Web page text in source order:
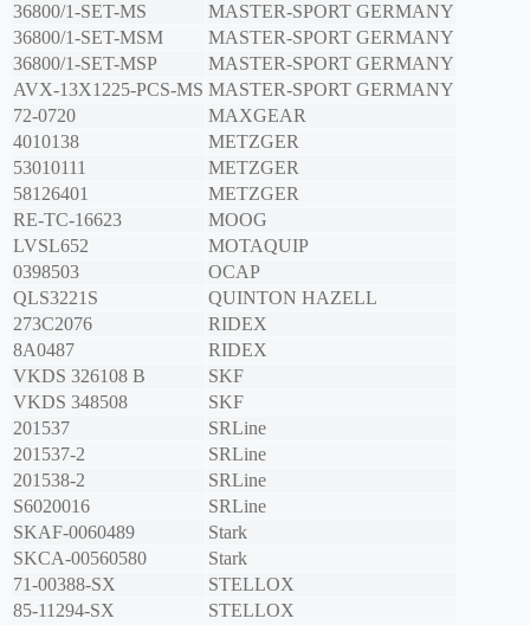
36800/1-SET-MS
MASTER-SPORT GERMANY
36800/1-SET-MSM
MASTER-SPORT GERMANY
36800/1-SET-MSP
MASTER-SPORT GERMANY
AVX-13X1225-PCS-MS MASTER-SPORT GERMANY
72-0720
MAXGEAR
4010138
METZGER
53010111
METZGER
58126401
METZGER
RE-TC-16623
MOOG
LVSL652
MOTAQUIP
0398503
OCAP
QLS3221S
QUINTON HAZELL
273C2076
RIDEX
8A0487
RIDEX
VKDS 326108 B
SKF
VKDS 348508
SKF
201537
SRLine
201537-2
SRLine
201538-2
SRLine
S6020016
SRLine
SKAF-0060489
Stark
SKCA-00560580
Stark
71-00388-SX
STELLOX
85-11294-SX
STELLOX